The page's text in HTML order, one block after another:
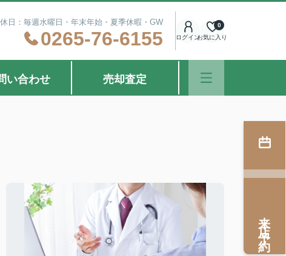
日：毎週水曜日・年末年始・夏季休暇・GW
0265-76-6155 ログインお気に入り
0
い合わせ 売却査定
来店予約